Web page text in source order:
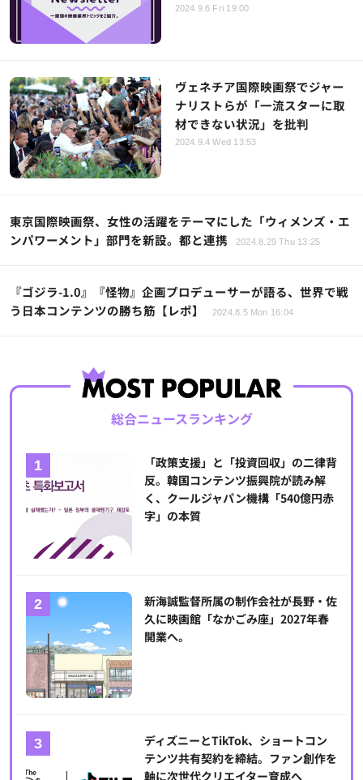
2024.9.6 Fri 19:00
ヴェネチア国際映画祭でジャー
ナリストらが「一流スターに取
材できない状況」を批判
2024.9.4 Wed 13:53
東京国際映画祭、女性の活躍をテーマにした「ウィメンズ・エ
ンパワーメント」部門を新設。都と連携
2024.8.29 Thu 13:25
『ゴジラ-1.0』『怪物』企画プロデューサーが語る、世界で戦
う日本コンテンツの勝ち筋【レポ】
2024.8.5 Mon 16:04
総合ニュースランキング
「政策支援」と「投資回収」の二律背
反。韓国コンテンツ振興院が読み解
く、クールジャパン機構「540億円赤
字」の本質
新海誠監督所属の制作会社が長野・佐
久に映画館「なかごみ座」2027年春
開業へ。
ディズニーとTikTok、ショートコン
テンツ共有契約を締結。ファン創作を
軸に次世代クリエイター育成へ